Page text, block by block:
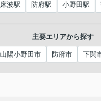
床波駅 防府駅 小野田駅
主要エリアから探す
山陽小野田市 防府市 下関